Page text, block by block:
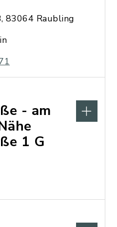
83064 Raubling
- am
1 G